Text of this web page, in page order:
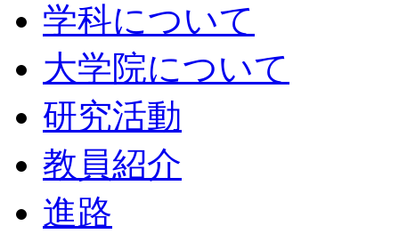
学科について
大学院について
研究活動
教員紹介
進路